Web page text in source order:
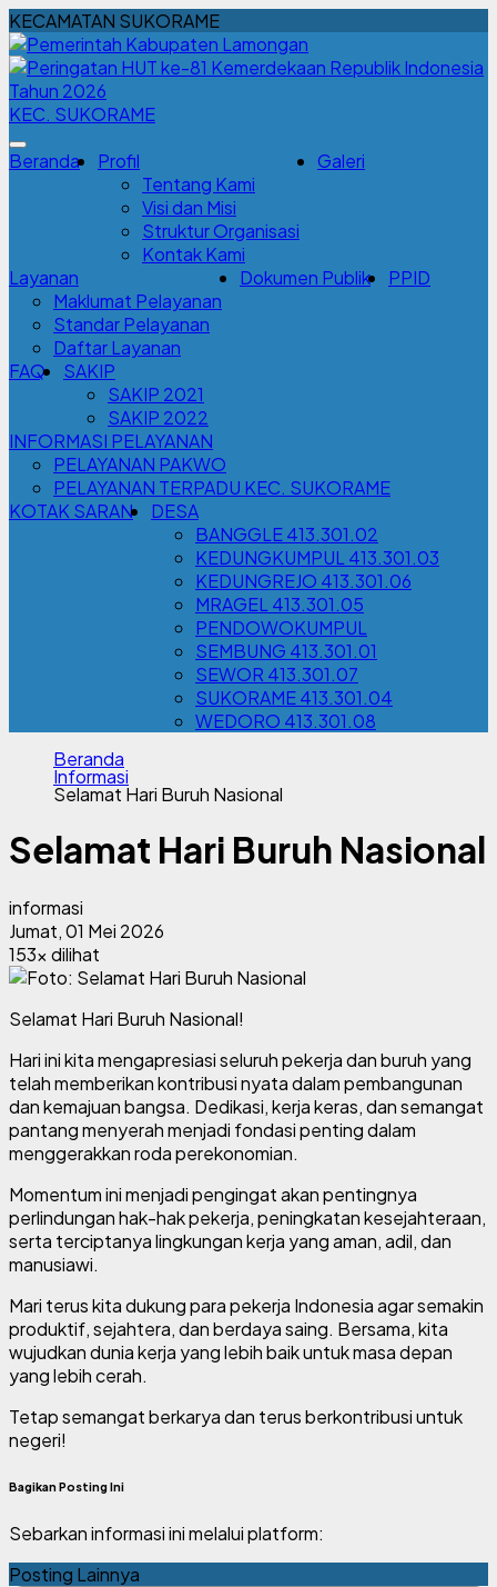
KECAMATAN SUKORAME
KEC. SUKORAME
Beranda
Profil
Tentang Kami
Visi dan Misi
Struktur Organisasi
Kontak Kami
Galeri
Layanan
Maklumat Pelayanan
Standar Pelayanan
Daftar Layanan
Dokumen Publik PPID
FAQ
SAKIP
SAKIP 2021
SAKIP 2022
INFORMASI PELAYANAN
PELAYANAN PAKWO
PELAYANAN TERPADU KEC. SUKORAME
KOTAK SARAN
DESA
BANGGLE 413.301.02
KEDUNGKUMPUL 413.301.03
KEDUNGREJO 413.301.06
MRAGEL 413.301.05
PENDOWOKUMPUL
SEMBUNG 413.301.01
SEWOR 413.301.07
SUKORAME 413.301.04
WEDORO 413.301.08
Beranda
Informasi
Selamat Hari Buruh Nasional
Selamat Hari Buruh Nasional
informasi
Jumat, 01 Mei 2026
153x dilihat
Selamat Hari Buruh Nasional!
Hari ini kita mengapresiasi seluruh pekerja dan buruh yang
telah memberikan kontribusi nyata dalam pembangunan
dan kemajuan bangsa. Dedikasi, kerja keras, dan semangat
pantang menyerah menjadi fondasi penting dalam
menggerakkan roda perekonomian.
Momentum ini menjadi pengingat akan pentingnya
perlindungan hak-hak pekerja, peningkatan kesejahteraan,
serta terciptanya lingkungan kerja yang aman, adil, dan
manusiawi.
Mari terus kita dukung para pekerja Indonesia agar semakin
produktif, sejahtera, dan berdaya saing. Bersama, kita
wujudkan dunia kerja yang lebih baik untuk masa depan
yang lebih cerah.
Tetap semangat berkarya dan terus berkontribusi untuk
negeri!
Bagikan Posting Ini
Sebarkan informasi ini melalui platform:
Posting Lainnya